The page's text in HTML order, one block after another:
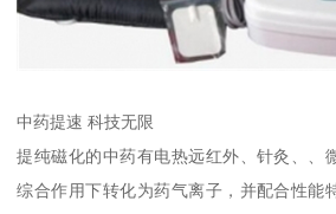
中药提速 科技无限
提纯磁化的中药有电热远红外、针灸、、
综合作用下转化为药气离子，并配合性能